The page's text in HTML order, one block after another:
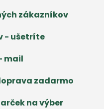
zákazníkov
- ušetríte
mail
zadarmo
na výber